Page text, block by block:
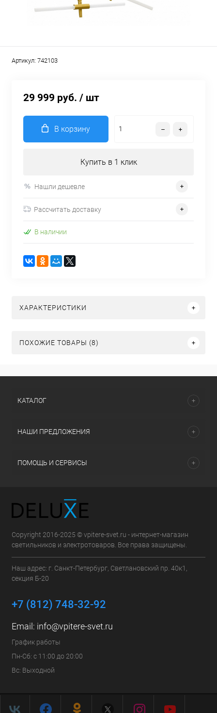
Артикул: 742103
29 999 руб. / шт
В корзину
Купить в 1 клик
Нашли дешевле
Рассчитать доставку
В наличии
ХАРАКТЕРИСТИКИ
ПОХОЖИЕ ТОВАРЫ (8)
КАТАЛОГ
НАШИ ПРЕДЛОЖЕНИЯ
ПОМОЩЬ И СЕРВИСЫ
Copyright 2016-2025 © vpitere-svet.ru - интернет-магазин
светильников и электротоваров. Все права защищены.
Наш адрес: г. Санкт-Петербург, Светлановский пр. 40к1,
секция Б-20
+7 (812) 748-32-92
Email: info@vpitere-svet.ru
График работы
Пн-Сб: с 11:00 до 20:00
Вс: Выходной